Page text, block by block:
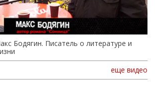
Бодягин. Писатель о литературе и
еще видео